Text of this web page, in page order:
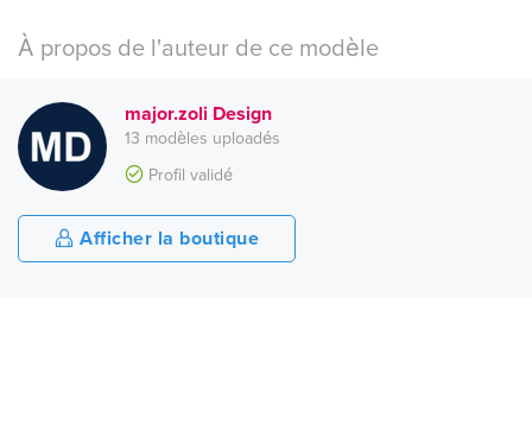
À propos de l'auteur de ce modèle
major.zoli Design
13 modèles uploadés
Profil validé
Afficher la boutique